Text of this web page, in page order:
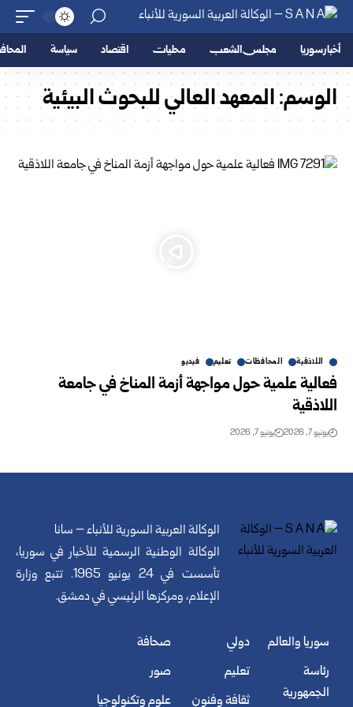
أخبار سوريا مجلس الشعب محليات اقتصاد سياسة
الوسم:المعهد العالي للبحوث البيئية
اللاذقية المحافظات تعليم فيديو
فعالية علمية حول مواجهة أزمة المناخ في جامعة
اللاذقية
يونيو 7, 2026 يونيو 7, 2026
الوكالة العربية السورية للأنباء – سانا
الوكالة الوطنية الرسمية للأخبار في سوريا،
تأسست في 24 يونيو 1965. تتبع وزارة
الإعلام، ومركزها الرئيسي في دمشق.
سوريا والعالم
رئاسة
الجمهورية
دولي
تعليم
ثقافة وفنون
صحافة
صور
علوم وتكنولوجيا